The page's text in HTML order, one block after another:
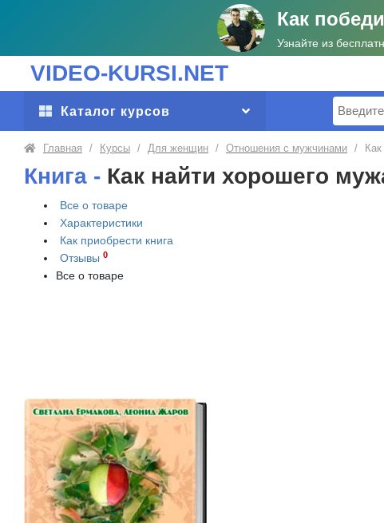
Как
Узнайте из
VIDEO-KURSI.NET
Каталог курсов Поиск
Главная / Курсы / Для женщин / Отношения с мужчинами /
Книга - Как найти хорошего
Все о товаре
Характеристики
Как приобрести книга
Отзывы 0
Все о товаре